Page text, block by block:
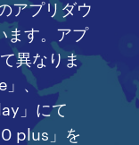
アプリダウ
ます。アプ
異なりま
」、
」にて
plus」を